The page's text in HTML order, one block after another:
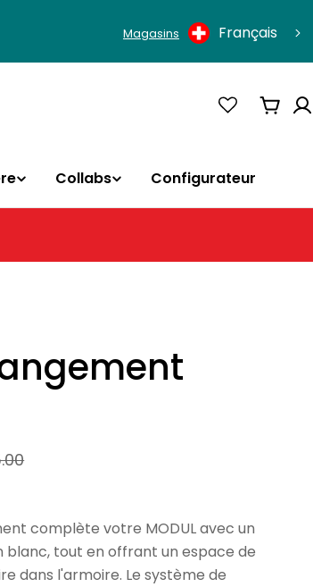
Magasins Français
Panier
Collabs Configurateur
complète votre MODUL avec un
blanc, tout en offrant un espace de
dans l'armoire. Le système de